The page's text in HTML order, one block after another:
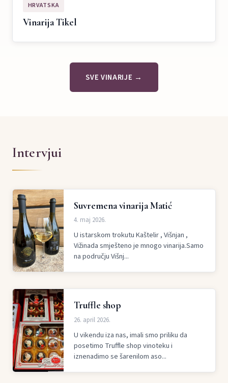
HRVATSKA
Vinarija Tikel
SVE VINARIJE →
Intervjui
Suvremena vinarija Matić
4. maj 2026.
U istarskom trokutu Kaštelir , Višnjan ,
Vižinada smješteno je mnogo vinarija.Samo
na području Višnj...
Truffle shop
26. april 2026.
U vikendu iza nas, imali smo priliku da
posetimo Truffle shop vinoteku i
iznenadimo se šarenilom aso...